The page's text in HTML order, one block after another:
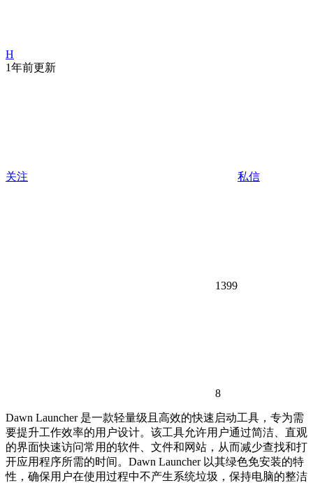
H
1年前更新
关注 私信
1399
8
Dawn Launcher 是一款轻量级且高效的快速启动工具，专为需
要提升工作效率的用户设计。该工具允许用户通过简洁、直观
的界面快速访问常用的软件、文件和网站，从而减少查找和打
开应用程序所需的时间。Dawn Launcher 以其绿色免安装的特
性，确保用户在使用过程中不产生系统垃圾，保持电脑的整洁